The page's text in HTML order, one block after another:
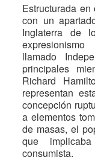
Estructurada
con un
Inglaterra de
llamado
principales
Richard
representan
concepción
a elementos
de masas, el
que
consumista.